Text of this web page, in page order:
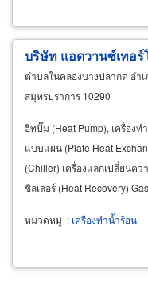
บริษัท แอดวานซ์เทอ
ตำบลในคลองบางปลากด อำ
สมุทรปราการ 10290
ฮีทปั๊ม (Heat Pump), เครื่องท
แบบแผ่น (Plate Heat
(Chiller) เครื่องแลกเปลี่ยนค
ชิลเลอร์ (Heat Recovery)
หมวดหมู่ : เครื่องทำน้ำร้อน